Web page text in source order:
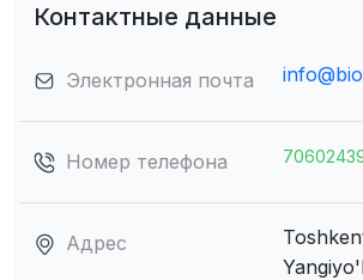
Контактные данные
Электронная почта
Номер телефона
Адрес